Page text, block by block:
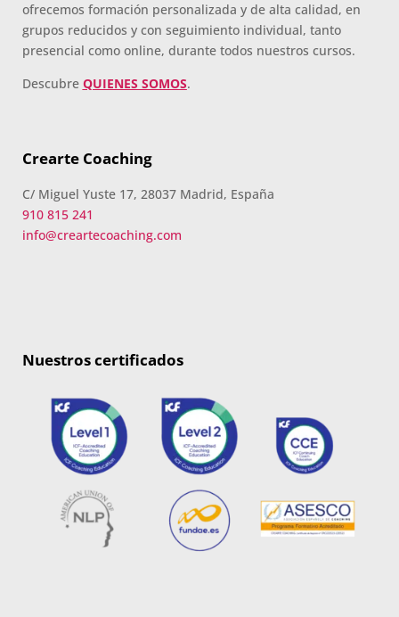
ofrecemos formación personalizada y de alta calidad, en
grupos reducidos y con seguimiento individual, tanto
presencial como online, durante todos nuestros cursos.
Descubre QUIENES SOMOS.
Crearte Coaching
C/ Miguel Yuste 17, 28037 Madrid, España
910 815 241
info@creartecoaching.com
Nuestros certificados